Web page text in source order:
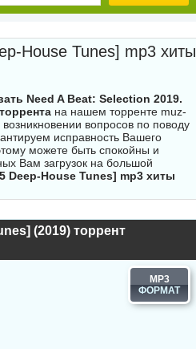
House Tunes] mp3 хиты
Need A Beat: Selection 2019.
на нашем торренте muz-
вопросов по поводу
исправность Вашего
можете быть спокойны и
Вам загрузок на большой
Deep-House Tunes] mp3 хиты
(2019) торрент
MP3